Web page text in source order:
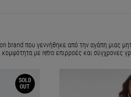
brand που γεννήθηκε από την αγάπη μιας
με retro επιρροές και σύγχρονες
SOLD
OUT